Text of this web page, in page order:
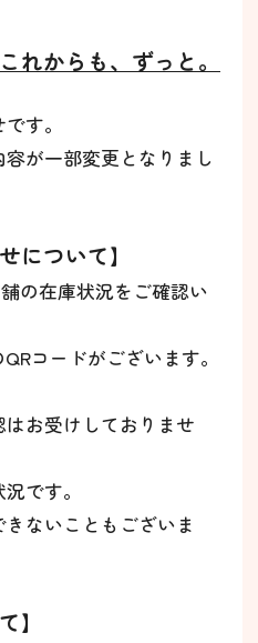
れからも、ずっと。
す。
が一部変更となりまし
について】
の在庫状況をご確認い
コードがございます。
お受けしておりませ
です。
ないこともございま
】